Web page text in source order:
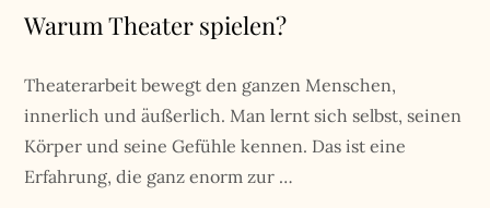
on
Warum Theater spielen?
Theaterarbeit bewegt den ganzen Menschen,
innerlich und äußerlich. Man lernt sich selbst, seinen
Körper und seine Gefühle kennen. Das ist eine
Erfahrung, die ganz enorm zur …